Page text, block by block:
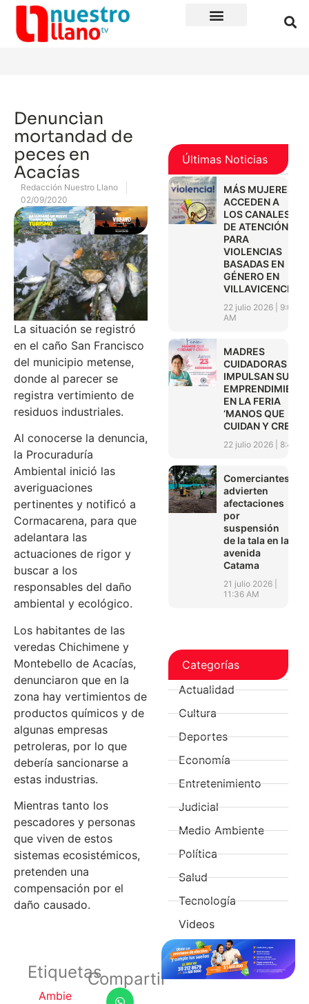
Denuncian
mortandad de
peces en
Acacías
Redacción Nuestro Llano
02/09/2020
La situación se registró
en el caño San Francisco
del municipio metense,
donde al parecer se
registra vertimiento de
residuos industriales.
Al conocerse la denuncia,
la Procuraduría
Ambiental inició las
averiguaciones
pertinentes y notificó a
Cormacarena, para que
adelantara las
actuaciones de rigor y
buscar a los
responsables del daño
ambiental y ecológico.
Los habitantes de las
veredas Chichimene y
Montebello de Acacías,
denunciaron que en la
zona hay vertimientos de
productos químicos y de
algunas empresas
petroleras, por lo que
debería sancionarse a
estas industrias.
Mientras tanto los
pescadores y personas
que viven de estos
sistemas ecosistémicos,
pretenden una
compensación por el
daño causado.
Etiquetas
Ambie
Compartir
Últimas Noticias
MÁS MUJERES
ACCEDEN A
LOS CANALES
DE ATENCIÓN
PARA
VIOLENCIAS
BASADAS EN
GÉNERO EN
VILLAVICENCIO
22 julio 2026
9:01
AM
MADRES
CUIDADORAS
IMPULSAN SUS
EN LA FERIA
‘MANOS QUE
CUIDAN Y CREAN’
22 julio 2026 8:45
Comerciantes
advierten
afectaciones
por
suspensión
de la tala en la
avenida
Catama
21 julio 2026
11:36 AM
Categorías
Actualidad
Cultura
Deportes
Economía
Entretenimiento
Judicial
Medio Ambiente
Política
Salud
Tecnología
Videos